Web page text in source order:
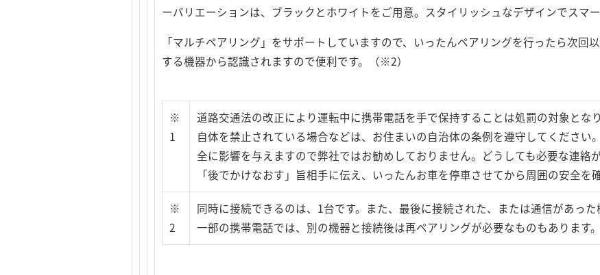
ーバリエーションは、ブラックとホワイトをご用意。スタイリッシュなデザインでスマー
「マルチペアリング」をサポートしていますので、いったんペアリングを行ったら次回
する機器から認識されますので便利です。（※2）
※
1
道路交通法の改正により運転中に携帯電話を手で保持することは処罰の対象とな
自体を禁止されている場合などは、お住まいの自治体の条例を遵守してください
全に影響を与えますので弊社ではお勧めしておりません。どうしても必要な連絡
「後でかけなおす」旨相手に伝え、いったんお車を停車させてから周囲の安全を
※
2
同時に接続できるのは、1台です。また、最後に接続された、または通信があった
一部の携帯電話では、別の機器と接続後は再ペアリングが必要なものもあります。